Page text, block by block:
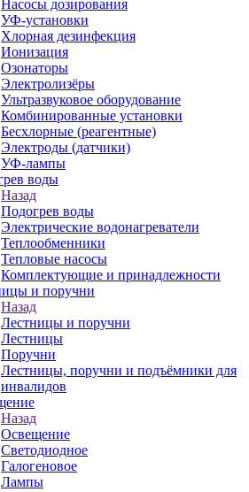
Насосы дозирования
УФ-установки
Хлорная дезинфекция
Ионизация
Озонаторы
Электролизёры
Ультразвуковое оборудование
Комбинированные установки
Бесхлорные (реагентные)
Электроды (датчики)
УФ-лампы
воды
Назад
Подогрев воды
Электрические водонагреватели
Теплообменники
Тепловые насосы
Комплектующие и принадлежности
и поручни
Назад
Лестницы и поручни
Лестницы
Поручни
Лестницы, поручни и подъёмники для
инвалидов
Назад
Освещение
Светодиодное
Галогеновое
Лампы